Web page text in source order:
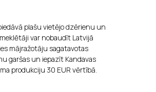
plašu vietējo dzērienu un
var nobaudīt Latvijā
mājražotāju sagatavotas
garšas un iepazīt Kandavas
produkciju 30 EUR vērtībā.